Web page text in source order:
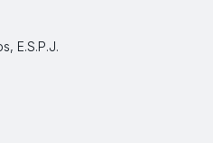
E.S.P.J.